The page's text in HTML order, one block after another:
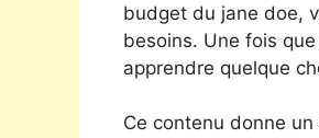
budget du jane doe,
besoins. Une fois
apprendre quelque
Ce contenu donne